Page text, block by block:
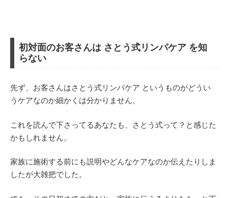
初対面のお客さんは さとう式リンパケア を知
らない
先ず、お客さんはさとう式リンパケア というものがどうい
うケアなのか細かくは分かりません。
これを読んで下さってるあなたも、さとう式って？と感じた
かもしれません。
家族に施術する前にも説明やどんなケアなのか伝えたりしま
したが大雑把でした。